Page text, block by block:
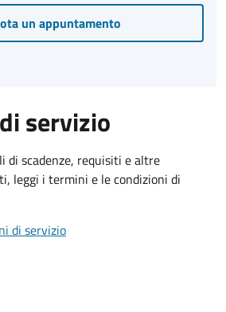
un appuntamento
servizio
di scadenze, requisiti e altre
leggi i termini e le condizioni di
di servizio